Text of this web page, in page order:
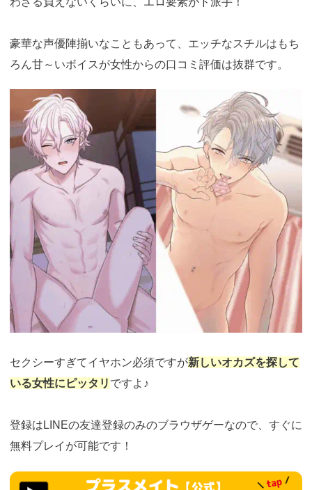
豪華な声優陣揃いなこともあって、エッチなスチルはもち
ろん甘～いボイスが女性からの口コミ評価は抜群です。
https://fam-
ad.com/ad/p/r?
_site=77933&_article=23375
セクシーすぎてイヤホン必須ですが新しいオカズを探して
いる女性にピッタリ ですよ♪
登録はLINEの友達登録のみのブラウザゲーなので、すぐに
無料プレイが可能です！
https://fam-